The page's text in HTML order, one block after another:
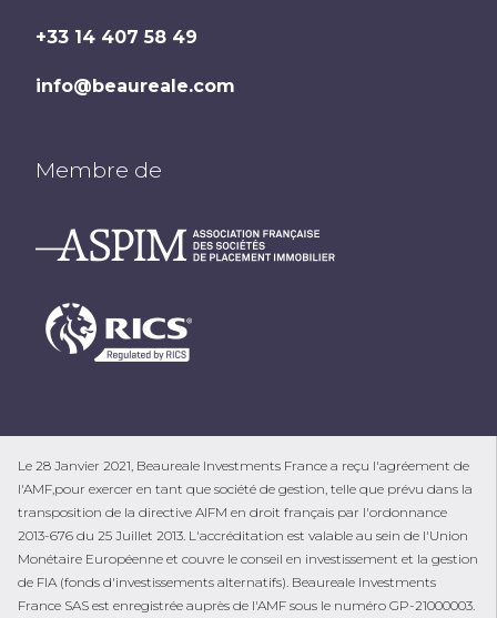
+33 14 407 58 49
info@beaureale.com
Membre de
Le 28 Janvier 2021, Beaureale Investments France a reçu l'agréement de
l'AMF,pour exercer en tant que société de gestion, telle que prévu dans la
transposition de la directive AIFM en droit français par l'ordonnance
2013-676 du 25 Juillet 2013. L'accréditation est valable au sein de l'Union
Monétaire Européenne et couvre le conseil en investissement et la gestion
de FIA (fonds d'investissements alternatifs). Beaureale Investments
France SAS est enregistrée auprès de l'AMF sous le numéro GP-21000003.